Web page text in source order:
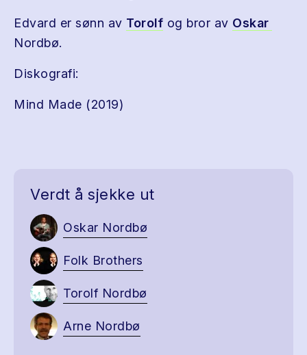
Edvard er sønn av Torolf og bror av Oskar
Nordbø.
Diskografi:
Mind Made (2019)
Verdt å sjekke ut
Oskar Nordbø
Folk Brothers
Torolf Nordbø
Arne Nordbø